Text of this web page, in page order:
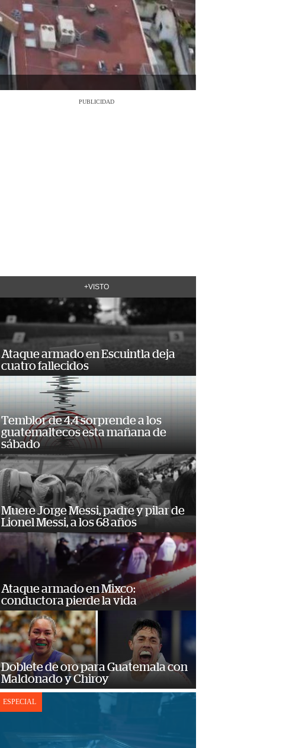
PUBLICIDAD
+VISTO
Ataque armado en Escuintla deja
cuatro fallecidos
Temblor de 4.4 sorprende a los
guatemaltecos esta mañana de
sábado
Muere Jorge Messi, padre y pilar de
Lionel Messi, a los 68 años
Ataque armado en Mixco:
conductora pierde la vida
Doblete de oro para Guatemala con
Maldonado y Chiroy
ESPECIAL